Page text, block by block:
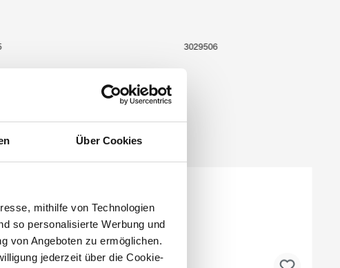
Über Cookies
mithilfe von Technologien
so personalisierte Werbung und
von Angeboten zu ermöglichen.
jederzeit über die Cookie-
3029506